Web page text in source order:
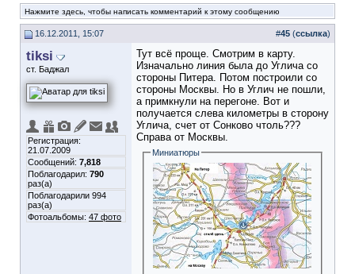
Нажмите здесь, чтобы написать комментарий к этому сообщению
16.12.2011, 15:07 #45 (ссылка)
tiksi
ст. Баджал
Регистрация:
21.07.2009
Сообщений: 7,818
Поблагодарил: 790
раз(а)
Поблагодарили 994
раз(а)
Фотоальбомы: 47 фото
Тут всё проще. Смотрим в карту.
Изначально линия была до Углича со
стороны Питера. Потом построили со
стороны Москвы. Но в Углич не пошли,
а примкнули на перегоне. Вот и
получается слева километры в сторону
Углича, счет от Сонково чтоль???
Справа от Москвы.
Миниатюры